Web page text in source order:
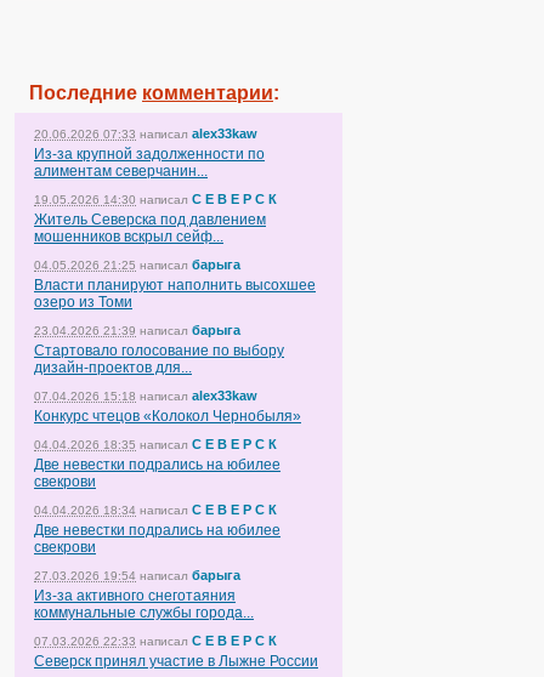
Последние комментарии:
20.06.2026 07:33 написал alex33kaw
Из-за крупной задолженности по
алиментам северчанин...
19.05.2026 14:30 написал С Е В Е Р С К
Житель Северска под давлением
мошенников вскрыл сейф...
04.05.2026 21:25 написал барыга
Власти планируют наполнить высохшее
озеро из Томи
23.04.2026 21:39 написал барыга
Стартовало голосование по выбору
дизайн-проектов для...
07.04.2026 15:18 написал alex33kaw
Конкурс чтецов «Колокол Чернобыля»
04.04.2026 18:35 написал С Е В Е Р С К
Две невестки подрались на юбилее
свекрови
04.04.2026 18:34 написал С Е В Е Р С К
Две невестки подрались на юбилее
свекрови
27.03.2026 19:54 написал барыга
Из-за активного снеготаяния
коммунальные службы города...
07.03.2026 22:33 написал С Е В Е Р С К
Северск принял участие в Лыжне России